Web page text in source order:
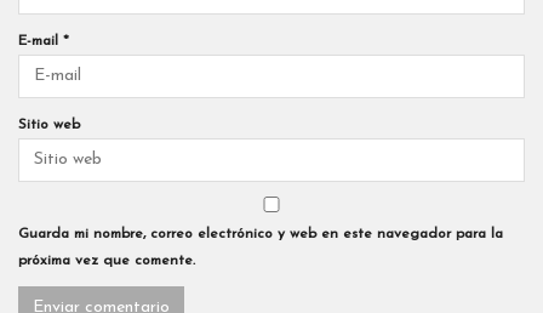
E-mail *
Sitio web
Guarda mi nombre, correo electrónico y web en este navegador para la
próxima vez que comente.